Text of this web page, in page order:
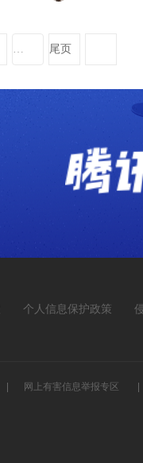
尾页
个人信息保护政策
网上有害信息举报专区